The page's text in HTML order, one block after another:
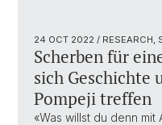
24 OCT 2022 / RESEARCH,
Scherben für
sich Geschichte
Pompeji treffen
«Was willst du denn